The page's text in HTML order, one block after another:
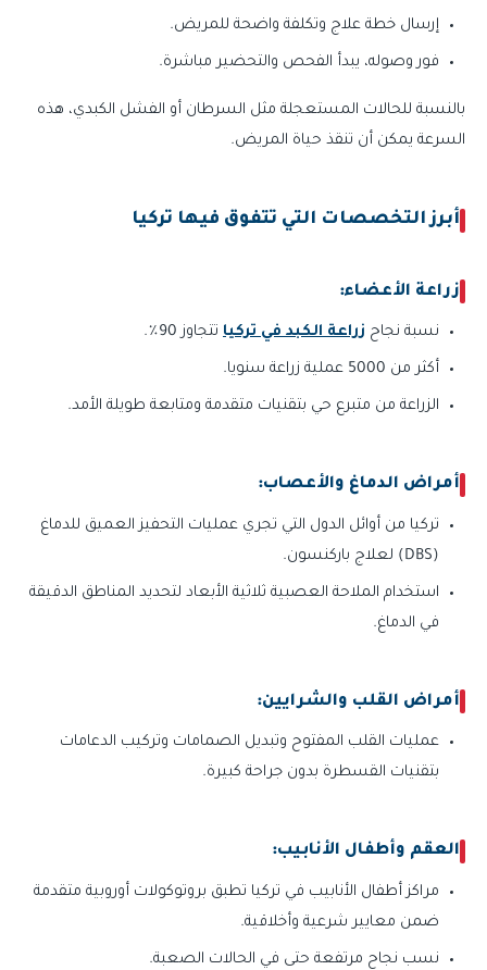
إرسال خطة علاج وتكلفة واضحة للمريض.
فور وصوله، يبدأ الفحص والتحضير مباشرة.
بالنسبة للحالات المستعجلة مثل السرطان أو الفشل الكبدي، هذه
السرعة يمكن أن تنقذ حياة المريض.
أبرز التخصصات التي تتفوق فيها تركيا
زراعة الأعضاء:
نسبة نجاح زراعة الكبد في تركيا تتجاوز 90٪.
أكثر من 5000 عملية زراعة سنويا.
الزراعة من متبرع حي بتقنيات متقدمة ومتابعة طويلة الأمد.
أمراض الدماغ والأعصاب:
تركيا من أوائل الدول التي تجري عمليات التحفيز العميق للدماغ
(DBS) لعلاج باركنسون.
استخدام الملاحة العصبية ثلاثية الأبعاد لتحديد المناطق الدقيقة
في الدماغ.
أمراض القلب والشرايين:
عمليات القلب المفتوح وتبديل الصمامات وتركيب الدعامات
بتقنيات القسطرة بدون جراحة كبيرة.
العقم وأطفال الأنابيب:
مراكز أطفال الأنابيب في تركيا تطبق بروتوكولات أوروبية متقدمة
ضمن معايير شرعية وأخلاقية.
نسب نجاح مرتفعة حتى في الحالات الصعبة.